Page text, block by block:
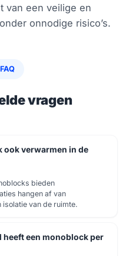
van een veilige en
onnodige risico’s.
FAQ
vragen
ook verwarmen in de
bieden
hangen af van
van de ruimte.
heeft een monoblock per